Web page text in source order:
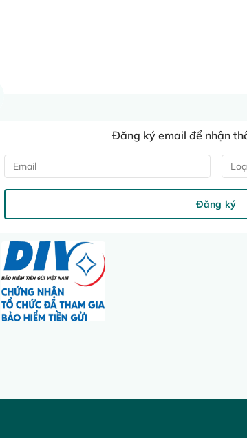
Đăng ký email để nhận
Đăng ký